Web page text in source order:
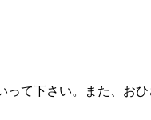
て下さい。また、お